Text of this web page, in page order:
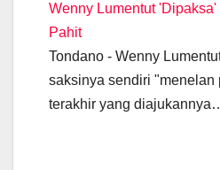
Wenny Lumentut 'Dipaksa'
Pahit
Tondano - Wenny
saksinya sendiri "menelan
terakhir yang